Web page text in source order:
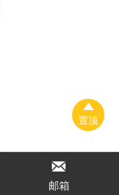

邮箱

置顶